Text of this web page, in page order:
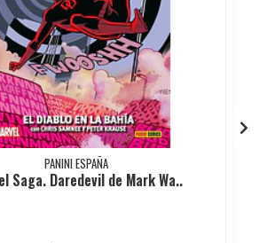
PANINI ESPAÑA
Saga. Daredevil de Mark Wa..